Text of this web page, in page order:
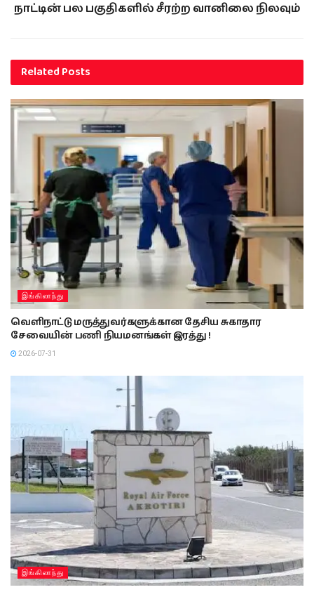
நாட்டின் பல பகுதிகளில் சீரற்ற வானிலை நிலவும்
RelatedPosts
இங்கிலாந்து
வெளிநாட்டு மருத்துவர்களுக்கான தேசிய சுகாதார
சேவையின் பணி நியமனங்கள் இரத்து !
2026-07-31
இங்கிலாந்து